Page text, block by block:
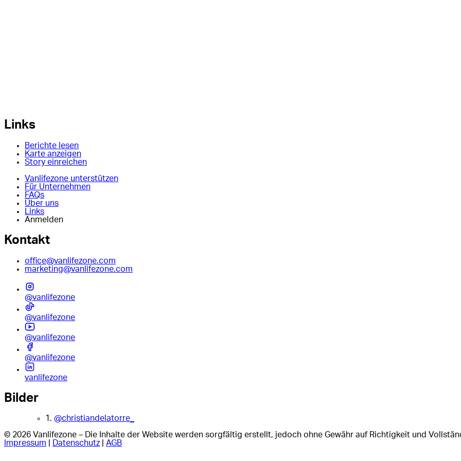
Links
Berichte lesen
Karte anzeigen
Story einreichen
Vanlifezone unterstützen
Für Unternehmen
FAQs
Über uns
Links
Anmelden
Kontakt
office@vanlifezone.com
marketing@vanlifezone.com
@vanlifezone
@vanlifezone
@vanlifezone
@vanlifezone
vanlifezone
Bilder
1. @christiandelatorre_
© 2026 Vanlifezone – Die Inhalte der Website werden sorgfältig erstellt, jedoch ohne Gewähr auf Richtigkeit und
Impressum
Datenschutz| AGB